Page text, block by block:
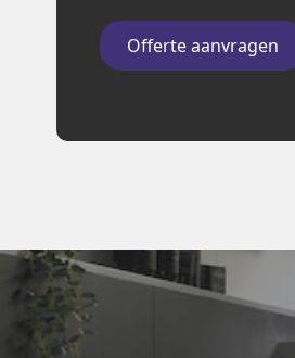
Offerte aanvragen